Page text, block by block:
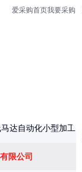
爱采购首页我要采购
限公司